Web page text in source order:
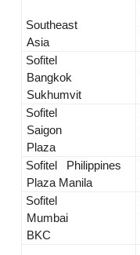
Southeast
Asia
Sofitel
Bangkok
Sukhumvit
Sofitel
Saigon
Plaza
Sofitel Philippines
Plaza Manila
Sofitel
Mumbai
BKC